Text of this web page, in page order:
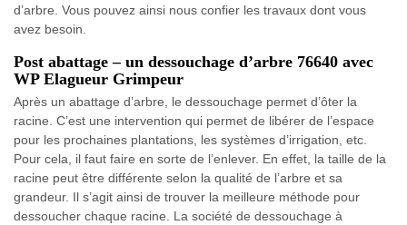
d’arbre. Vous pouvez ainsi nous confier les travaux dont vous
avez besoin.
Post abattage – un dessouchage d’arbre 76640 avec
WP Elagueur Grimpeur
Après un abattage d’arbre, le dessouchage permet d’ôter la
racine. C’est une intervention qui permet de libérer de l’espace
pour les prochaines plantations, les systèmes d’irrigation, etc.
Pour cela, il faut faire en sorte de l’enlever. En effet, la taille de la
racine peut être différente selon la qualité de l’arbre et sa
grandeur. Il s’agit ainsi de trouver la meilleure méthode pour
dessoucher chaque racine. La société de dessouchage à